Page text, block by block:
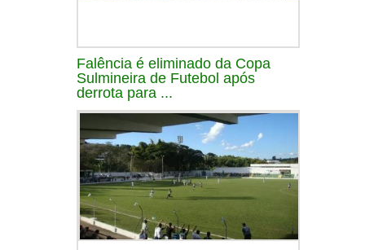
Falência é eliminado da Copa
Sulmineira de Futebol após
derrota para ...